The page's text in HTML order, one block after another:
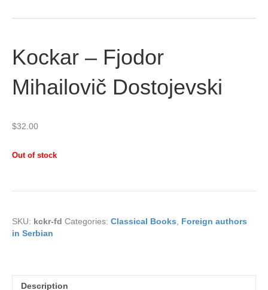
Kockar – Fjodor
Mihailovič Dostojevski
$32.00
Out of stock
SKU: kckr-fd Categories: Classical Books, Foreign authors
in Serbian
Description